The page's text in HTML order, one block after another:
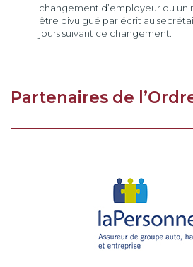
changement d’employeur ou un
être divulgué par écrit au
jours suivant ce changement.
Partenaires de